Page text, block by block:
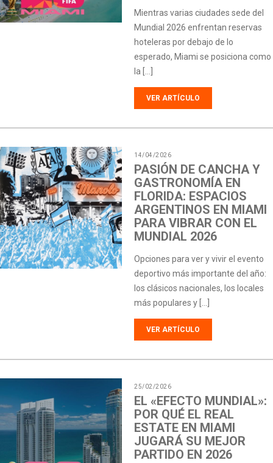
Mientras varias ciudades sede del
Mundial 2026 enfrentan reservas
hoteleras por debajo de lo
esperado, Miami se posiciona como
la […]
VER ARTÍCULO
14/04/2026
PASIÓN DE CANCHA Y
GASTRONOMÍA EN
FLORIDA: ESPACIOS
ARGENTINOS EN MIAMI
PARA VIBRAR CON EL
MUNDIAL 2026
Opciones para ver y vivir el evento
deportivo más importante del año:
los clásicos nacionales, los locales
más populares y […]
VER ARTÍCULO
25/02/2026
EL «EFECTO MUNDIAL»:
POR QUÉ EL REAL
ESTATE EN MIAMI
JUGARÁ SU MEJOR
PARTIDO EN 2026